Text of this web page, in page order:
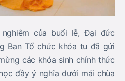
của buổi lễ, Đại đức
Ban Tổ chức khóa tu đã gửi
các khóa sinh chính thức
đầy ý nghĩa dưới mái chùa